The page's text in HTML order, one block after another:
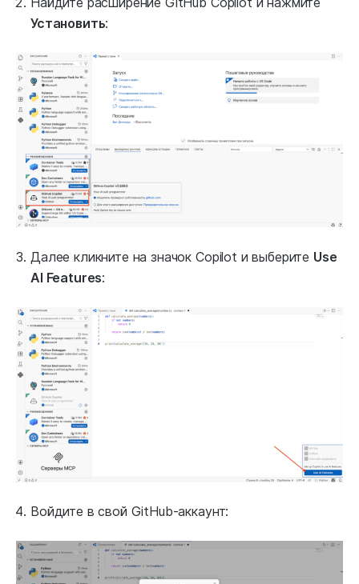
Установить:
Далее кликните на значок Copilot и выберите Use
AI Features:
Войдите в свой GitHub-аккаунт: